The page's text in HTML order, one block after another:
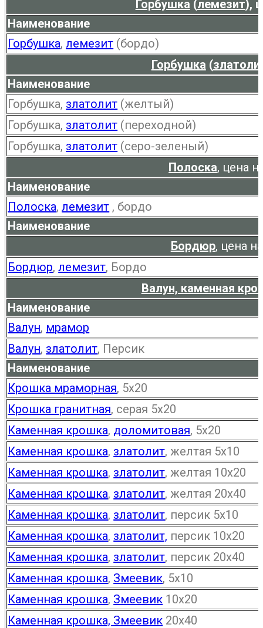
Горбушка (лемезит),
Наименование
Горбушка,лемезит (бордо)
Горбушка (
Наименование
Горбушка, златолит (желтый)
Горбушка, златолит (переходной)
Горбушка, златолит (серо-зеленый)
Полоска, цена
Наименование
Полоска,лемезит , бордо
Наименование
Бордюр, цена
Бордюр,лемезит, Бордо
Валун, каменная
Наименование
Валун, мрамор
Валун, златолит, Персик
Наименование
Крошка мраморная, 5х20
Крошка гранитная, серая 5х20
Каменная крошка, доломитовая, 5х20
Каменная крошка, златолит, желтая 5х10
Каменная крошка, златолит, желтая 10х20
Каменная крошка, златолит, желтая 20х40
Каменная крошка, златолит, персик 5х10
Каменная крошка, златолит, персик 10х20
Каменная крошка, златолит, персик 20х40
Каменная крошка, Змеевик, 5х10
Каменная крошка, Змеевик 10х20
Каменная крошка, Змеевик 20х40